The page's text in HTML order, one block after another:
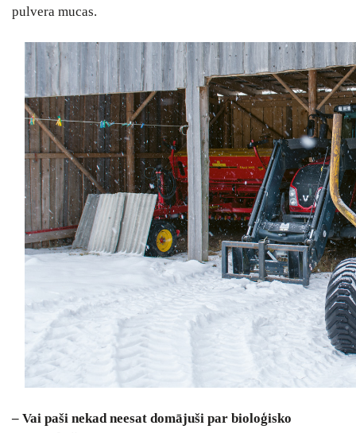
pulvera mucas.
– Vai paši nekad neesat domājuši par bioloģisko